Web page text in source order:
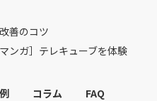
善のコツ
マンガ］テレキューブを体験
コラム
FAQ